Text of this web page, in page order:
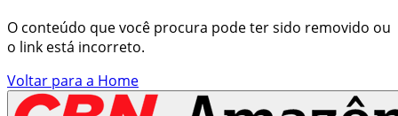
O conteúdo que você procura pode ter sido removido ou
o link está incorreto.
Voltar para a Home